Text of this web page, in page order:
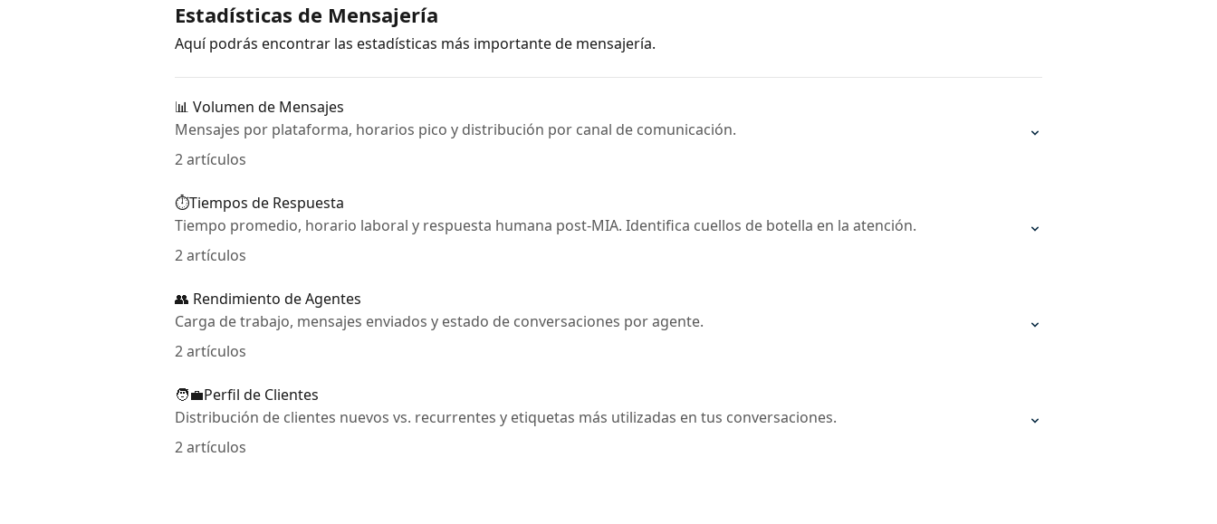
Estadísticas de Mensajería
Aquí podrás encontrar las estadísticas más importante de mensajería.
📊 Volumen de Mensajes
Mensajes por plataforma, horarios pico y distribución por canal de comunicación.
2 artículos
⏱️Tiempos de Respuesta
Tiempo promedio, horario laboral y respuesta humana post-MIA. Identifica cuellos de botella en la atención.
2 artículos
👥 Rendimiento de Agentes
Carga de trabajo, mensajes enviados y estado de conversaciones por agente.
2 artículos
🧑‍💼Perfil de Clientes
Distribución de clientes nuevos vs. recurrentes y etiquetas más utilizadas en tus conversaciones.
2 artículos